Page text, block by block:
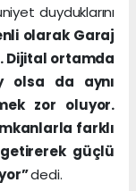
duyduklarını
olarak Garaj
Dijital ortamda
olsa da aynı
zor oluyor.
farklı
güçlü
dedi.